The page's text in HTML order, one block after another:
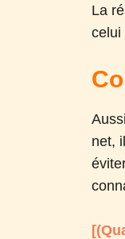
La
celui
net,